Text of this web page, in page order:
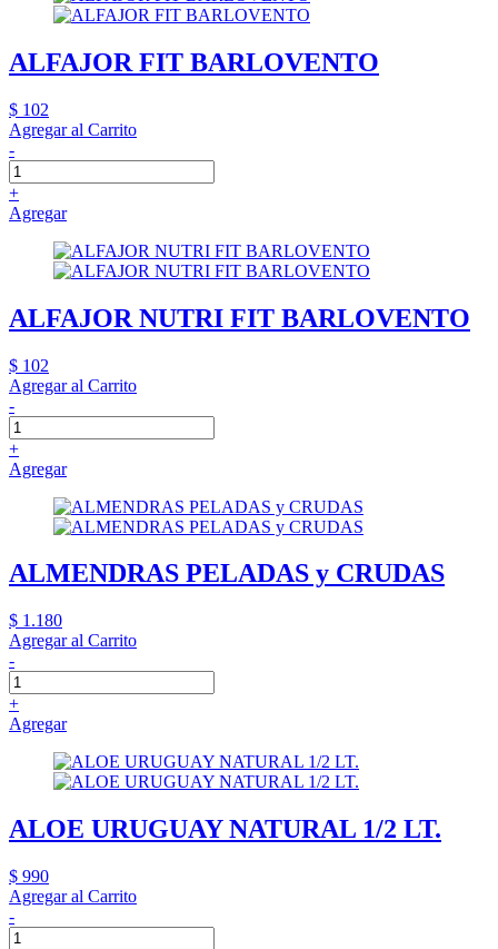
ALFAJOR FIT BARLOVENTO
$ 102
Agregar al Carrito
-
+
Agregar
ALFAJOR NUTRI FIT BARLOVENTO
$ 102
Agregar al Carrito
-
+
Agregar
ALMENDRAS PELADAS y CRUDAS
$ 1.180
Agregar al Carrito
-
+
Agregar
ALOE URUGUAY NATURAL 1/2 LT.
$ 990
Agregar al Carrito
-